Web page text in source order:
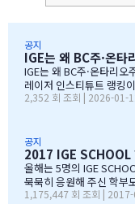
공지
IGE는 왜 BC주·온타리오
레이저 인스티튜트 랭킹
공유합니다" 처음부터 랭킹을 만들려던 건 아니었습니다 IGE도 그동
er Institute)의 랭킹을
활용하기 좋았습니다. 그런데 문제가 생겼습니다. BC주 세컨더리 랭
킹이 지난 7~8년 동안 업
C주 세컨더리 학교들의
터가 없어 어려움이 있었습니다. 그래서 직접 자료
했습니다. '혹시 어딘가
2,352 회 조회 | 2026-01-
공지
2017 IGE SCHOOL
올해는 5명의 IGE
묵묵히 응원해 주신 학부
모두 원하는 대학에 진학
1,175,447 회 조회 |